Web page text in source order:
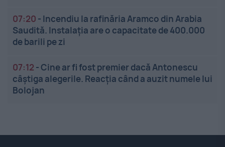
07:20 - Incendiu la rafinăria Aramco din Arabia
Saudită. Instalația are o capacitate de 400.000
de barili pe zi
07:12 -Cine ar fi fost premier dacă Antonescu
câștiga alegerile. Reacția când a auzit numele lui
Bolojan